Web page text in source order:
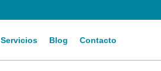
Servicios Blog Contacto